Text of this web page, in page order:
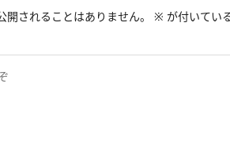
開されることはありません。 ※ が付いてい